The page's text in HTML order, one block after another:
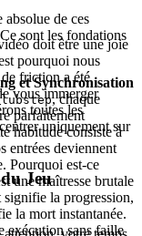
de ces
sont les fondations
et Synchronisation
, chaque
parfaitement
habitude consiste à
entrées deviennent
Pourquoi est-ce
une maîtresse brutale
la progression,
la mort instantanée.
exécution sans faille
doit être une joie
pourquoi nous
friction a été
vous immerger
toutes les
uniquement sur
Jeu